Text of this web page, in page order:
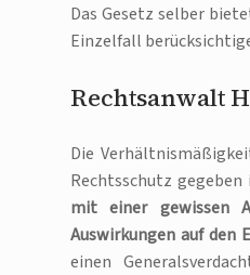
Das Gesetz selber
Einzelfall
Rechtsanwalt
Die
Rechtsschutz
mit einer gewissen
Auswirkungen auf den
einen